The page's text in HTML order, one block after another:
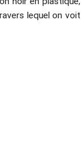
lequel on voit